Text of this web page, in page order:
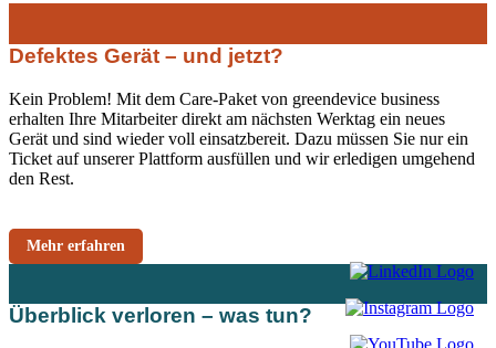
Defektes Gerät – und jetzt?
Kein Problem! Mit dem Care-Paket von greendevice business
erhalten Ihre Mitarbeiter direkt am nächsten Werktag ein neues
Gerät und sind wieder voll einsatzbereit. Dazu müssen Sie nur ein
Ticket auf unserer Plattform ausfüllen und wir erledigen umgehend
den Rest.
Mehr erfahren
Überblick verloren – was tun?